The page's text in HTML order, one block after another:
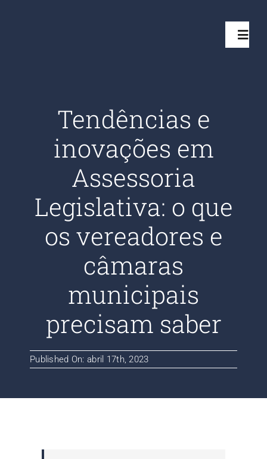
Projetos
Quem somos
Clientes
Blog
Tendências e
inovações em
Assessoria
Legislativa: o que
os vereadores e
câmaras
municipais
precisam saber
Published On: abril 17th, 2023